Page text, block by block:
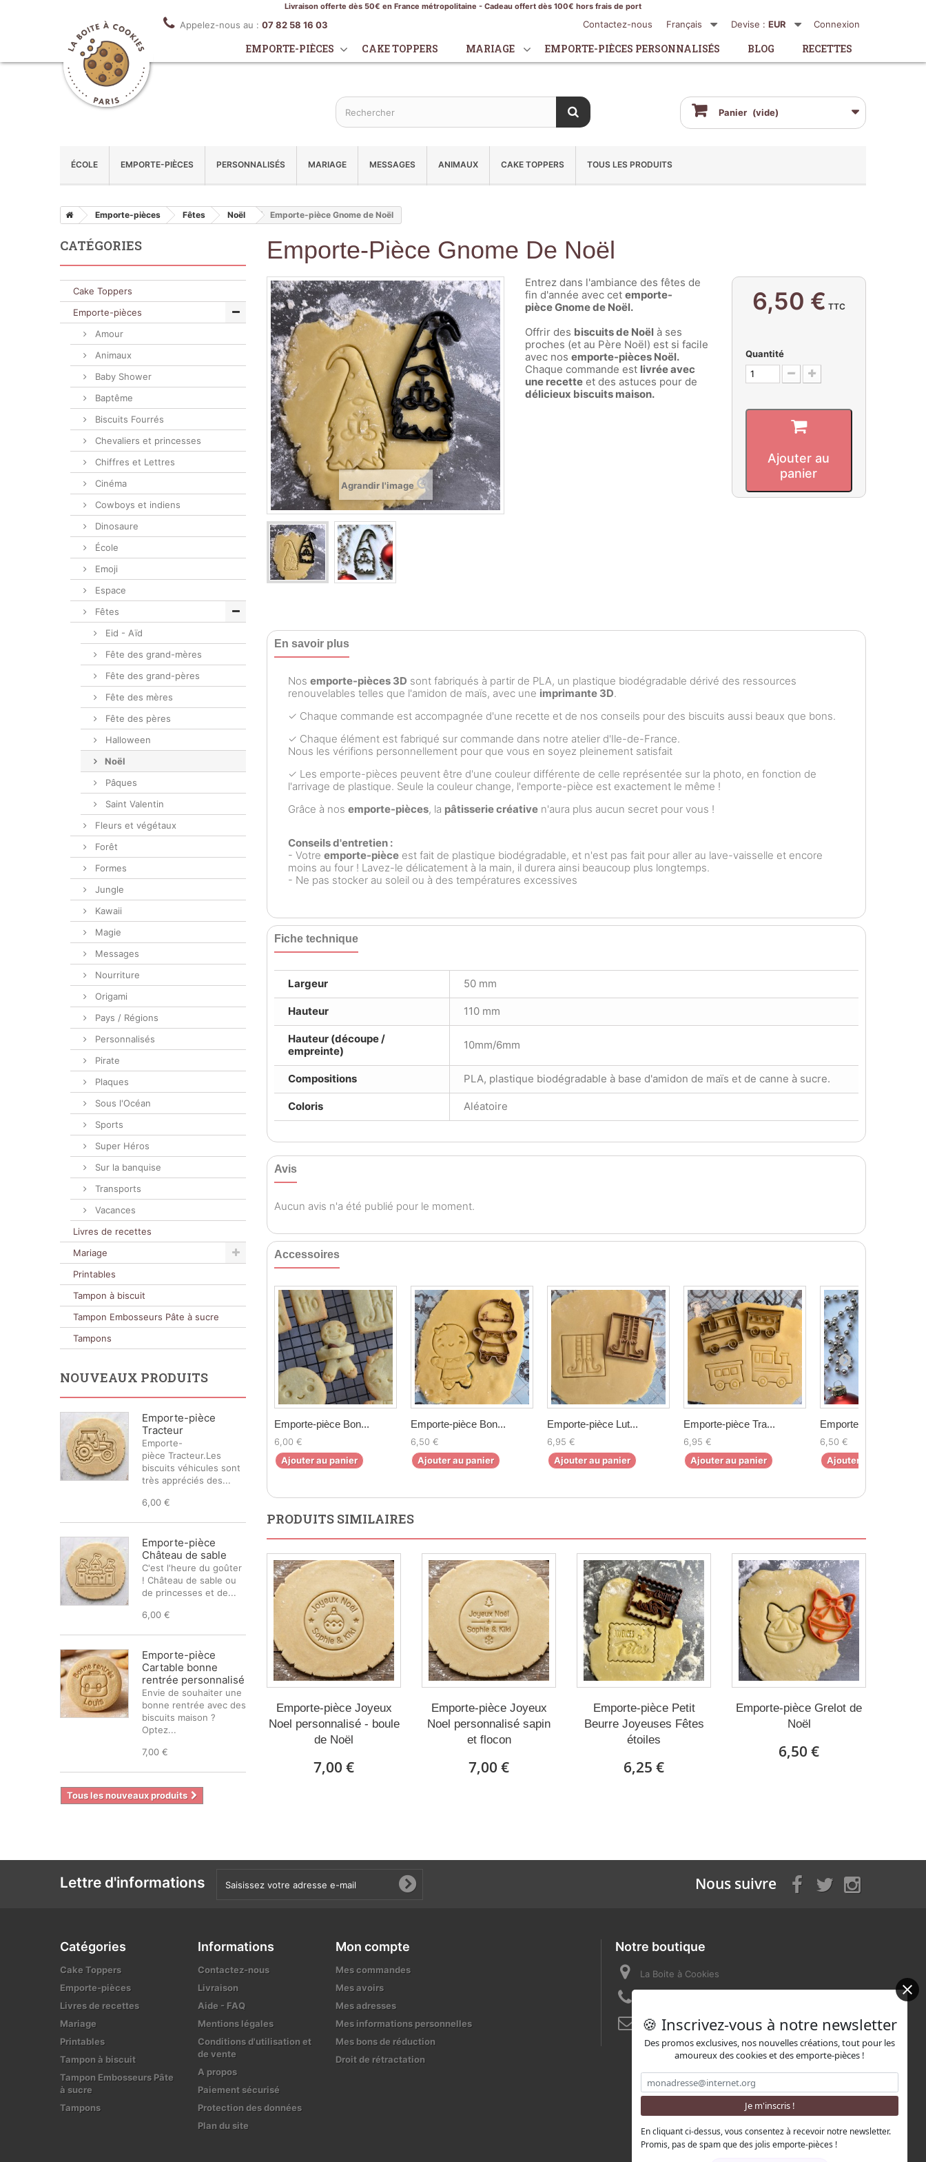
Livraison offerte dès 50€ en France métropolitaine - Cadeau offert dès 100€ hors frais de port
Connexion
Devise : EUR
Français
Contactez-nous
Appelez-nous au : 07 82 58 16 03
EMPORTE-PIÈCES CAKE TOPPERS MARIAGE EMPORTE-PIÈCES PERSONNALISÉS BLOG RECETTES
Panier (vide)
ÉCOLE EMPORTE-PIÈCES PERSONNALISÉS MARIAGE MESSAGES ANIMAUX CAKE TOPPERS TOUS LES PRODUITS
Emporte-pièces Fêtes Noël Emporte-pièce Gnome de Noël
Emporte-Pièce Gnome De Noël
Agrandir l'image
Entrez dans l'ambiance des fêtes de
fin d'année avec cet emporte-
pièce Gnome de Noël.
Offrir des biscuits de Noël à ses
proches (et au Père Noël) est si facile
avec nos emporte-pièces Noël.
Chaque commande est livrée avec
une recette et des astuces pour de
délicieux biscuits maison.
6,50 € TTC
Quantité
Ajouter au
panier
En savoir plus
Nos emporte-pièces 3D sont fabriqués à partir de PLA, un plastique biodégradable dérivé des ressources
renouvelables telles que l'amidon de maïs, avec une imprimante 3D.
✓ Chaque commande est accompagnée d'une recette et de nos conseils pour des biscuits aussi beaux que bons.
✓ Chaque élément est fabriqué sur commande dans notre atelier d'Ile-de-France.
Nous les vérifions personnellement pour que vous en soyez pleinement satisfait
✓ Les emporte-pièces peuvent être d'une couleur différente de celle représentée sur la photo, en fonction de
l'arrivage de plastique. Seule la couleur change, l'emporte-pièce est exactement le même !
Grâce à nos emporte-pièces, la pâtisserie créative n'aura plus aucun secret pour vous !
Conseils d'entretien :
- Votre emporte-pièce est fait de plastique biodégradable, et n'est pas fait pour aller au lave-vaisselle et encore
moins au four ! Lavez-le délicatement à la main, il durera ainsi beaucoup plus longtemps.
- Ne pas stocker au soleil ou à des températures excessives
Fiche technique
Largeur 50 mm
Hauteur 110 mm
Hauteur (découpe /
empreinte)
10mm/6mm
Compositions PLA, plastique biodégradable à base d'amidon de maïs et de canne à sucre.
Coloris Aléatoire
Avis
Aucun avis n'a été publié pour le moment.
Accessoires
Emporte-pièce Bon...
6,00 €
Ajouter au panier
Emporte-pièce Bon...
6,50 €
Ajouter au panier
Emporte-pièce Lut...
6,95 €
Ajouter au panier
Emporte-pièce Tra...
6,95 €
Ajouter au panier
Emporte-pièce Cas...
6,50 €
Ajouter au panier
PRODUITS SIMILAIRES
Emporte-pièce Joyeux
Noel personnalisé - boule
de Noël
7,00 €
Emporte-pièce Joyeux
Noel personnalisé sapin
et flocon
7,00 €
Emporte-pièce Petit
Beurre Joyeuses Fêtes
étoiles
6,25 €
Emporte-pièce Grelot de
Noël
6,50 €
CATÉGORIES
Cake Toppers
Emporte-pièces
Amour
Animaux
Baby Shower
Baptême
Biscuits Fourrés
Chevaliers et princesses
Chiffres et Lettres
Cinéma
Cowboys et indiens
Dinosaure
École
Emoji
Espace
Fêtes
Eid - Aïd
Fête des grand-mères
Fête des grand-pères
Fête des mères
Fête des pères
Halloween
Noël
Pâques
Saint Valentin
Fleurs et végétaux
Forêt
Formes
Jungle
Kawaii
Magie
Messages
Nourriture
Origami
Pays / Régions
Personnalisés
Pirate
Plaques
Sous l'Océan
Sports
Super Héros
Sur la banquise
Transports
Vacances
Livres de recettes
Mariage
Printables
Tampon à biscuit
Tampon Embosseurs Pâte à sucre
Tampons
NOUVEAUX PRODUITS
Emporte-pièce
Tracteur
Emporte-
pièce Tracteur.Les
biscuits véhicules sont
très appréciés des...
6,00 €
Emporte-pièce
Château de sable
C'est l'heure du goûter
! Château de sable ou
de princesses et de...
6,00 €
Emporte-pièce
Cartable bonne
rentrée personnalisé
Envie de souhaiter une
bonne rentrée avec des
biscuits maison ?
Optez...
7,00 €
Tous les nouveaux produits
Lettre d'informations Nous suivre
Catégories
Cake Toppers
Emporte-pièces
Livres de recettes
Mariage
Printables
Tampon à biscuit
Tampon Embosseurs Pâte
à sucre
Tampons
Informations
Contactez-nous
Livraison
Aide - FAQ
Mentions légales
Conditions d'utilisation et
de vente
A propos
Paiement sécurisé
Protection des données
Plan du site
Mon compte
Mes commandes
Mes avoirs
Mes adresses
Mes informations personnelles
Mes bons de réduction
Droit de rétractation
Notre boutique
La Boite à Cookies
E-mail :contact@laboiteacookies.com
🍪 Inscrivez-vous à notre newsletter
Des promos exclusives, nos nouvelles créations, tout pour les
amoureux des cookies et des emporte-pièces !
En cliquant ci-dessus, vous consentez à recevoir notre newsletter.
Promis, pas de spam que des jolis emporte-pièces !